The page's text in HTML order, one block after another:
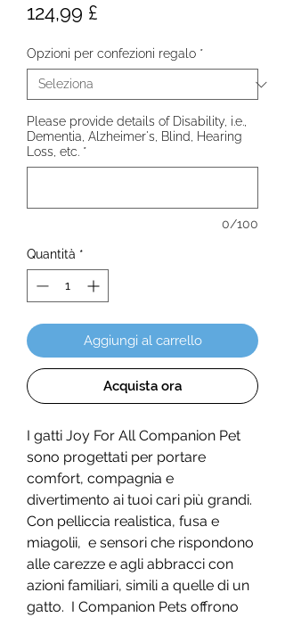
124,99 £
Opzioni per confezioni regalo *
Please provide details of Disability, i.e.,
Dementia, Alzheimer's, Blind, Hearing
Loss, etc. *
0/100
Quantità *
Aggiungi al carrello
Acquista ora
I gatti Joy For All Companion Pet
sono progettati per portare
comfort, compagnia e
divertimento ai tuoi cari più grandi.
Con pelliccia realistica, fusa e
miagolii, e sensori che rispondono
alle carezze e agli abbracci con
azioni familiari, simili a quelle di un
gatto. I Companion Pets offrono